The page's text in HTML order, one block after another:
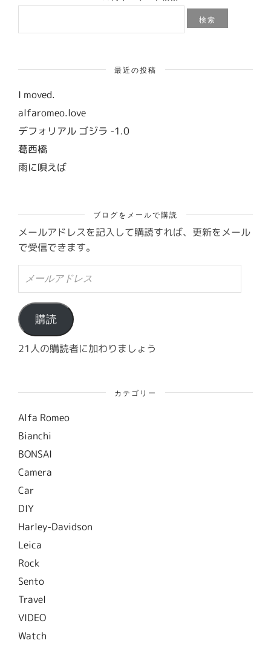
検
最近の投稿
I moved.
alfaromeo.love
デフォリアル ゴジラ -1.0
葛西橋
雨に唄えば
ブログをメールで購読
メールアドレスを記入して購読すれば、更新をメール
で受信できます。
ル
ア
ド
レ
ス
購読
21人の購読者に加わりましょう
カテゴリー
Alfa Romeo
Bianchi
BONSAI
Camera
Car
DIY
Harley-Davidson
Leica
Rock
Sento
Travel
VIDEO
Watch